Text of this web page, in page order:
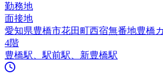
勤務地
面接地
愛知県豊橋市花田町西宿無番地豊橋
4階
豊橋駅、駅前駅、新豊橋駅